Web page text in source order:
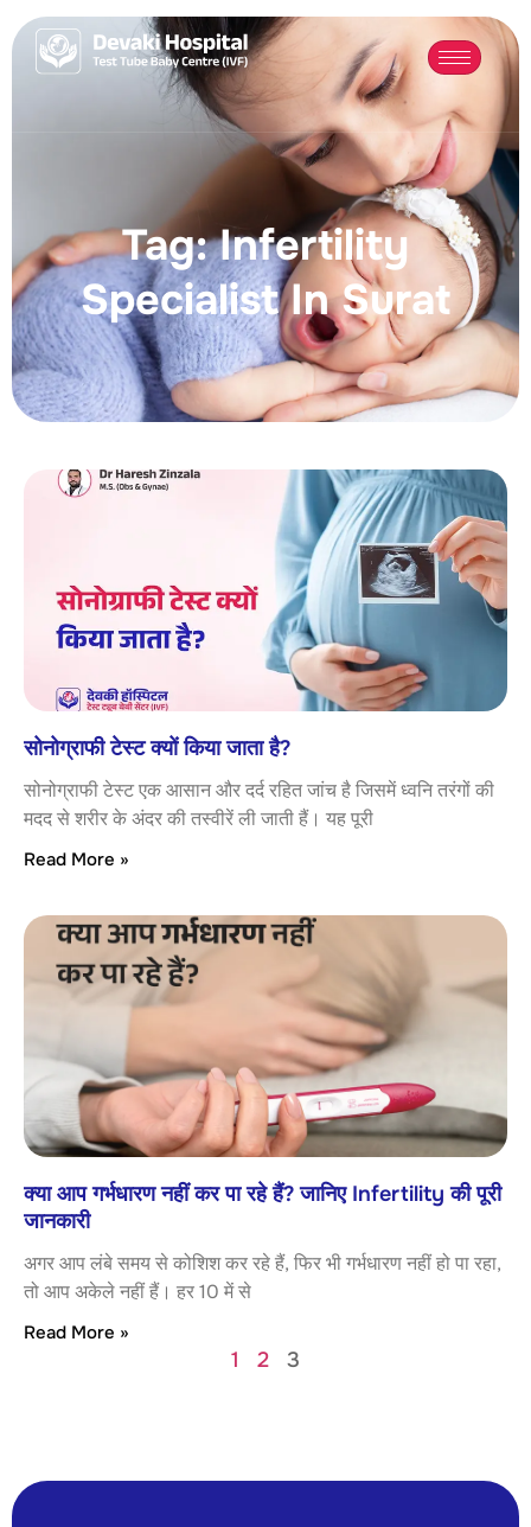
Tag: Infertility
Specialist In Surat
सोनोग्राफी टेस्ट क्यों किया जाता है?
सोनोग्राफी टेस्ट एक आसान और दर्द रहित जांच है जिसमें ध्वनि तरंगों की
मदद से शरीर के अंदर की तस्वीरें ली जाती हैं। यह पूरी
Read More »
क्या आप गर्भधारण नहीं कर पा रहे हैं? जानिए Infertility की पूरी
जानकारी
अगर आप लंबे समय से कोशिश कर रहे हैं, फिर भी गर्भधारण नहीं हो पा रहा,
तो आप अकेले नहीं हैं। हर 10 में से
Read More »
1 2 3